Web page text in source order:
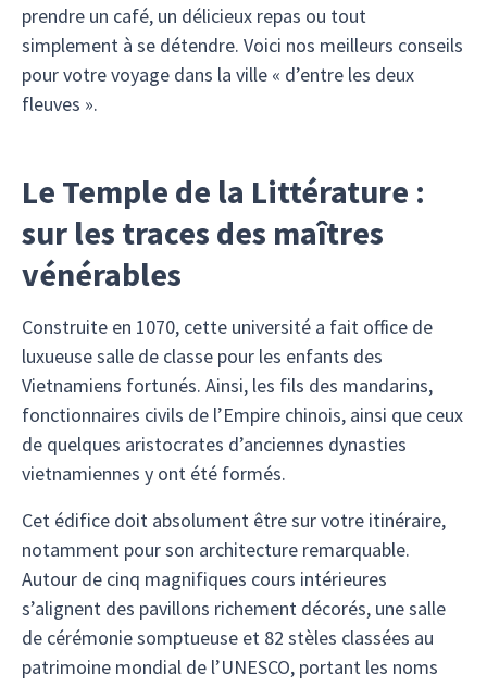
prendre un café, un délicieux repas ou tout
simplement à se détendre. Voici nos meilleurs conseils
pour votre voyage dans la ville « d’entre les deux
fleuves ».
Le Temple de la Littérature :
sur les traces des maîtres
vénérables
Construite en 1070, cette université a fait office de
luxueuse salle de classe pour les enfants des
Vietnamiens fortunés. Ainsi, les fils des mandarins,
fonctionnaires civils de l’Empire chinois, ainsi que ceux
de quelques aristocrates d’anciennes dynasties
vietnamiennes y ont été formés.
Cet édifice doit absolument être sur votre itinéraire,
notamment pour son architecture remarquable.
Autour de cinq magnifiques cours intérieures
s’alignent des pavillons richement décorés, une salle
de cérémonie somptueuse et 82 stèles classées au
patrimoine mondial de l’UNESCO, portant les noms